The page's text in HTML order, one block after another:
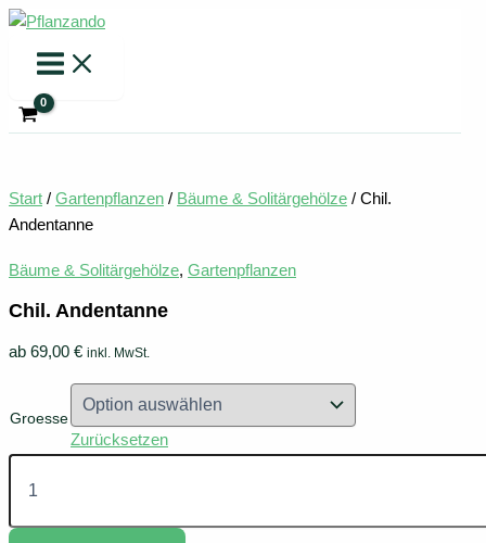
Zum
springen
Start / Gartenpflanzen / Bäume & Solitärgehölze / Chil.
Andentanne
Bäume & Solitärgehölze, Gartenpflanzen
Chil. Andentanne
ab 69,00 € inkl. MwSt.
Groesse
Zurücksetzen
Chil.
Andentanne